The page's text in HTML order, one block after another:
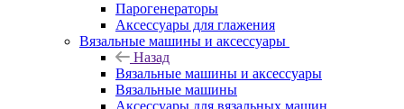
Парогенераторы
Аксессуары для глажения
Вязальные машины и аксессуары
Назад
Вязальные машины и аксессуары
Вязальные машины
Аксессуары для вязальных машин